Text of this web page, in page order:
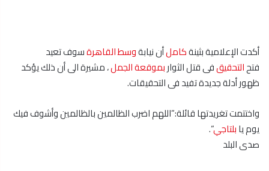
أكدت الإعلامية بثينةكاملأن نيابةوسطالقاهرةسوف تعيد
فتحالتحقيقفى قتل الثواربموقعة الجمل، مشيرة الى أن ذلك يؤكد
ظهور أدلة جديدة تفيد فى التحقيقات.
واختتمت تغريدتها قائلة:”اللهم اضرب الظالمين بالظالمين وأشوف فيك
يوم يابلتاجي“.
صدى البلد